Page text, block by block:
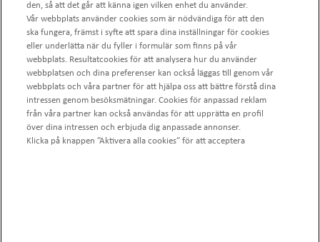
VÄLKOMMEN TILL SKÅNEMEJERIER
Skogslandskapet går över i ett gulgrönt lapptäcke av rapsfält
och ängar. De rödmålade stugorna ersätts av korsvirkeshus och
möllor. Här är klimatet mildare, och det gör att korna kan vara
ute på grönbete längre. Smaken av Skåne – den hittar du i vår
mjölk och allt gott som vi gör av den.
Skånemejerier
040-6193200
den, så att det går att känna igen vilken enhet du använder.
Vår webbplats använder cookies som är nödvändiga för att den
ska fungera, främst i syfte att spara dina inställningar för cookies
eller underlätta när du fyller i formulär som finns på vår
webbplats. Resultatcookies för att analysera hur du använder
webbplatsen och dina preferenser kan också läggas till genom vår
webbplats och våra partner för att hjälpa oss att bättre förstå dina
intressen genom besöksmätningar. Cookies för anpassad reklam
från våra partner kan också användas för att upprätta en profil
över dina intressen och erbjuda dig anpassade annonser.
Klicka på knappen ”Aktivera alla cookies” för att acceptera